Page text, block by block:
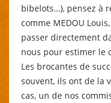
bibelots…), pensez à
comme MEDOU
passer directement
nous pour estimer le
Les brocantes de
souvent, ils ont de la
cas, un de nos